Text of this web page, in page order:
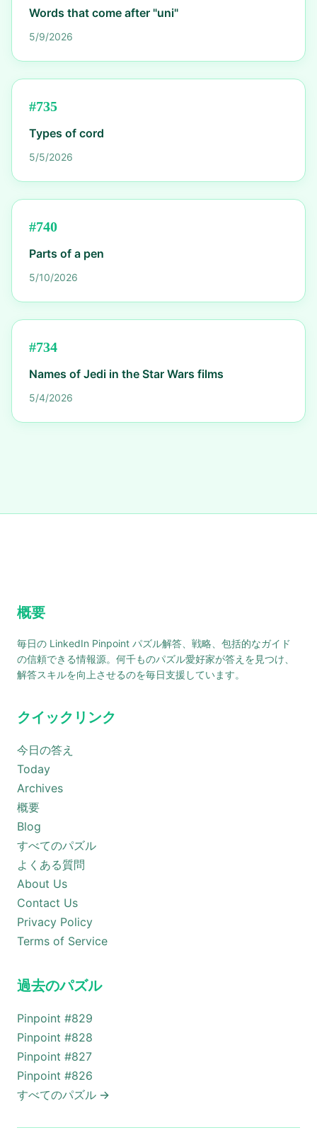
Words that come after "uni"
5/9/2026
#735
Types of cord
5/5/2026
#740
Parts of a pen
5/10/2026
#734
Names of Jedi in the Star Wars films
5/4/2026
概要
毎日の LinkedIn Pinpoint パズル解答、戦略、包括的なガイド
の信頼できる情報源。何千ものパズル愛好家が答えを見つけ、
解答スキルを向上させるのを毎日支援しています。
クイックリンク
今日の答え
Today
Archives
概要
Blog
すべてのパズル
よくある質問
About Us
Contact Us
Privacy Policy
Terms of Service
過去のパズル
Pinpoint #829
Pinpoint #828
Pinpoint #827
Pinpoint #826
すべてのパズル →